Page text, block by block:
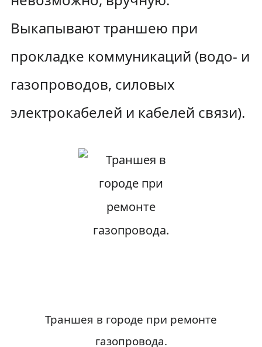
Выкапывают траншею при
прокладке коммуникаций (водо- и
газопроводов, силовых
электрокабелей и кабелей связи).
Траншея в городе при ремонте
газопровода.